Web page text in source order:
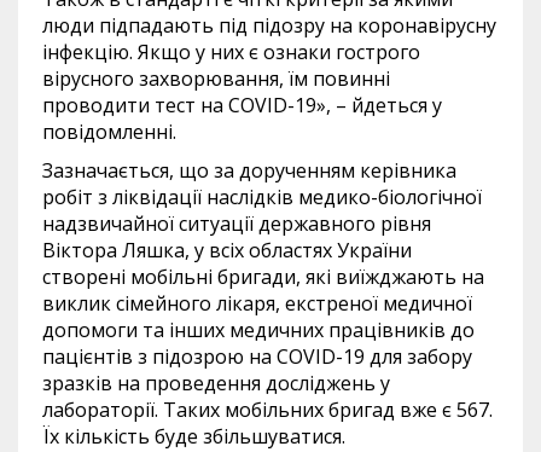
люди підпадають під підозру на коронавірусну
інфекцію. Якщо у них є ознаки гострого
вірусного захворювання, їм повинні
проводити тест на COVID-19», – йдеться у
повідомленні.
Зазначається, що за дорученням керівника
робіт з ліквідації наслідків медико-біологічної
надзвичайної ситуації державного рівня
Віктора Ляшка, у всіх областях України
створені мобільні бригади, які виїжджають на
виклик сімейного лікаря, екстреної медичної
допомоги та інших медичних працівників до
пацієнтів з підозрою на COVID-19 для забору
зразків на проведення досліджень у
лабораторії. Таких мобільних бригад вже є 567.
Їх кількість буде збільшуватися.